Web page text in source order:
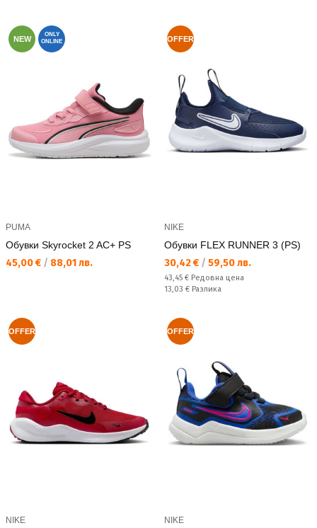
NEW
ONLY
ONLINE
PUMA
Обувки Skyrocket 2 AC+ PS
Текуща цена:
45,00 € / 88,01 лв.
OFFER
NIKE
Обувки FLEX RUNNER 3 (PS)
Текуща цена:
30,42 € / 59,50 лв.
Редовна цена:
43,45 € Редовна цена
Спестявате:
13,03 € Разлика
OFFER
NIKE
OFFER
NIKE